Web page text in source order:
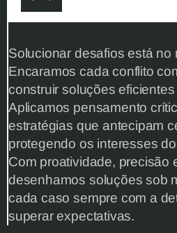
Solucionar desafios está no
Encaramos cada conflito
construir soluções
Aplicamos pensamento
estratégias que antecipam
protegendo os interesses
Com proatividade, precisão
desenhamos soluções sob
cada caso sempre com a
superar expectativas.